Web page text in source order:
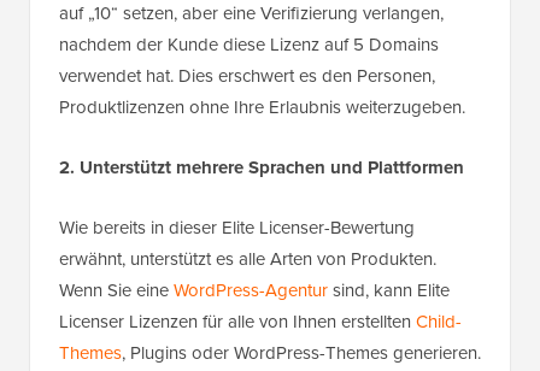
auf „10“ setzen, aber eine Verifizierung verlangen,
nachdem der Kunde diese Lizenz auf 5 Domains
verwendet hat. Dies erschwert es den Personen,
Produktlizenzen ohne Ihre Erlaubnis weiterzugeben.
2. Unterstützt mehrere Sprachen und Plattformen
Wie bereits in dieser Elite Licenser-Bewertung
erwähnt, unterstützt es alle Arten von Produkten.
Wenn Sie eineWordPress-Agentursind, kann Elite
Licenser Lizenzen für alle von Ihnen erstellten Child-
Themes, Plugins oder WordPress-Themes generieren.